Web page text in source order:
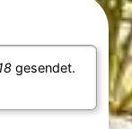
gesendet.